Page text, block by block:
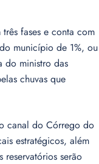
fases e conta com
município de 1%, ou
do ministro das
chuvas que
canal do Córrego do
estratégicos, além
serão